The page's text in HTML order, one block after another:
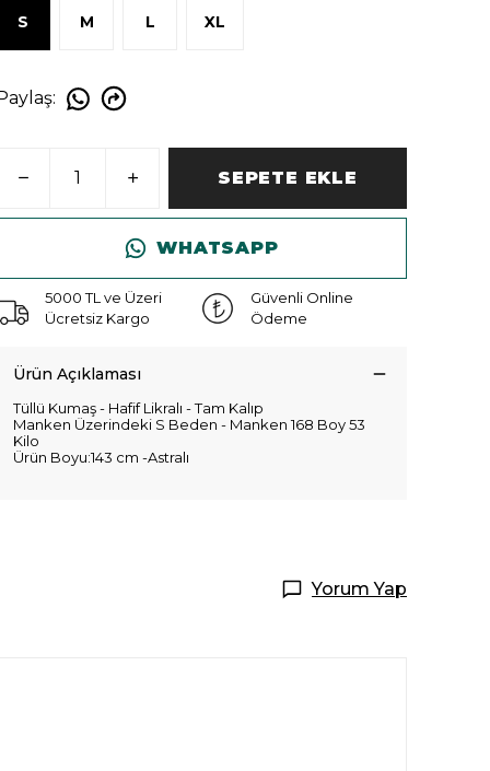
S M L XL
:
SEPETE EKLE
WHATSAPP
5000 TL ve Üzeri
Ücretsiz Kargo
Güvenli Online
Ödeme
Ürün Açıklaması
Tüllü Kumaş - Hafif Likralı - Tam Kalıp
Manken Üzerindeki S Beden - Manken 168 Boy 53
Kilo
Ürün Boyu:143 cm -Astralı
Yorum Yap